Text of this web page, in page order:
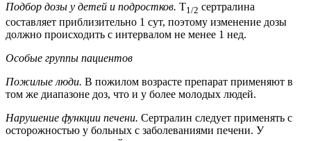
Подбор дозы у детей и подростков. T1/2 сертралина
составляет приблизительно 1 сут, поэтому изменение дозы
должно происходить с интервалом не менее 1 нед.
Особые группы пациентов
Пожилые люди. В пожилом возрасте препарат применяют в
том же диапазоне доз, что и у более молодых людей.
Нарушение функции печени. Сертралин следует применять с
осторожностью у больных с заболеваниями печени. У